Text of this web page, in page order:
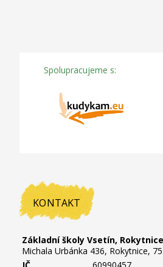
Spolupracujeme s:
KONTAKT
Základní školy Vsetín,
Michala Urbánka 436, Rokytnice,